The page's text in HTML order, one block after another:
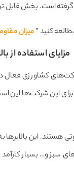
گرفته است. بخش قابل
کنید ”میزان
مزایای استفاده از
کشاورزی فعال در
شرکت‌ها این است
هستند. این
سبز و… بسیار